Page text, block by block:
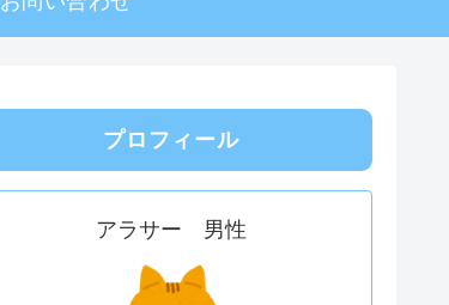
プロフィール
アラサー 男性